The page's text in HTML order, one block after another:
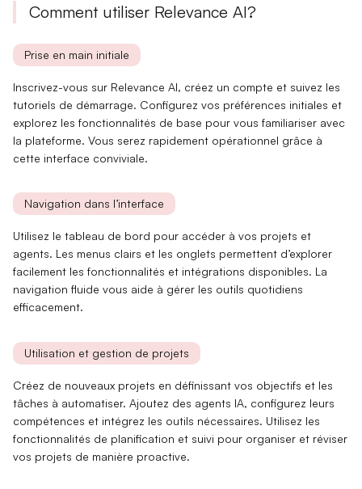
Comment utiliser Relevance AI?
Prise en main initiale
Inscrivez-vous sur Relevance AI, créez un compte et suivez les
tutoriels de démarrage. Configurez vos préférences initiales et
explorez les fonctionnalités de base pour vous familiariser avec
la plateforme. Vous serez rapidement opérationnel grâce à
cette interface conviviale.
Navigation dans l’interface
Utilisez letableau de bord pour accéder à vos projets et
agents. Les menus clairs et les onglets permettent d’explorer
facilement les fonctionnalités et intégrations disponibles. La
navigation fluide vous aide à gérer les outils quotidiens
efficacement.
Utilisation et gestion de projets
Créez de nouveaux projets en définissant vos objectifs et les
tâches à automatiser. Ajoutez des agents IA, configurez leurs
compétences et intégrez les outils nécessaires. Utilisez les
fonctionnalités de planification et suivi pour organiser et réviser
vos projets de manière proactive.